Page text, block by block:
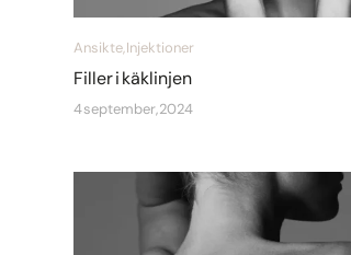
Ansikte, Injektioner
Filler i käklinjen
4 september, 2024